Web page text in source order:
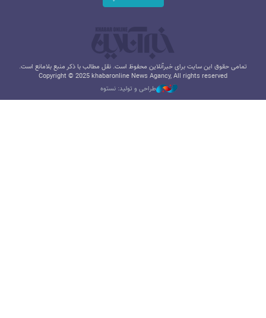
تمامی حقوق این سایت برای خبرآنلاین محفوظ است. نقل مطالب با ذکر منبع بلامانع است.
Copyright © 2025 khabaronline News Agancy, All rights reserved
طراحی و تولید: نستوه